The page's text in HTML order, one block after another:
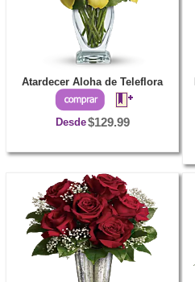
Atardecer Aloha de Teleflora
Desde$129.99